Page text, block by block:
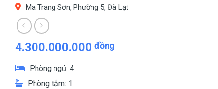
Ma Trang Sơn, Phường 5, Đà Lạt
4.300.000.000 đồng
Phòng ngủ: 4
Phòng tắm: 1